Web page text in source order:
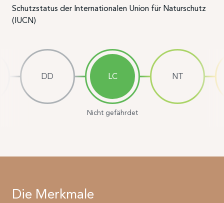
Schutzstatus der Internationalen Union für Naturschutz
(IUCN)
DD LC
Nicht gefährdet
NT
Die Merkmale